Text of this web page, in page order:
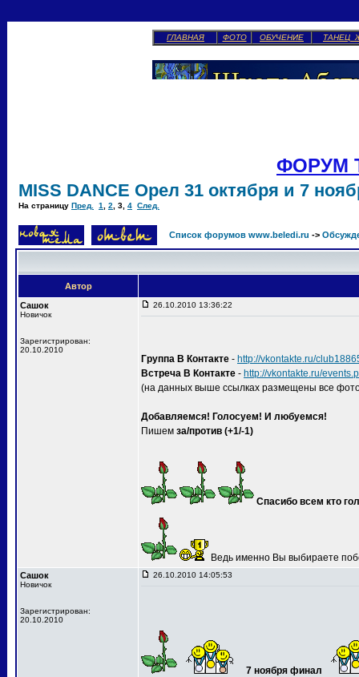
ГЛАВНАЯ ФОТО ОБУЧЕНИЕ ТАНЕЦ
ФОРУМ
MISS DANCE Орел 31 октября и 7
На страницу Пред. 1 2 3 4 След.
Список форумов www.beledi.ru ->
Автор
Сашок
Новичок
Зарегистрирован:
20.10.2010
26.10.2010 13:36:22
Группа В Контакте - http://vkontakte.ru/
Встреча В Контакте - http://vkontakte.ru/
(на данных выше ссылках размещены все
Добавляемся! Голосуем! И любуемся!
Пишем за/против (+1/-1)
Спасибо всем кто
Ведь именно Вы выбираете
Сашок
Новичок
Зарегистрирован:
20.10.2010
26.10.2010 14:05:53
7 ноября финал